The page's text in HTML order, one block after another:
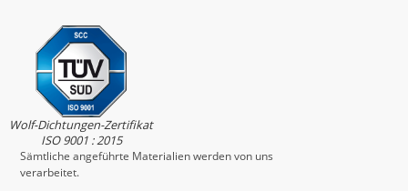
Wolf-Dichtungen-Zertifikat
ISO 9001 : 2015
Sämtliche angeführte Materialien werden von uns
verarbeitet.